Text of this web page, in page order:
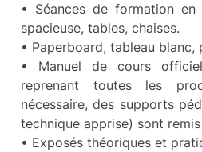
• Séances de formation
spacieuse, tables, chaises.
• Paperboard, tableau blanc,
• Manuel de cours
reprenant toutes les
nécessaire, des supports
technique apprise) sont
• Exposés théoriques et